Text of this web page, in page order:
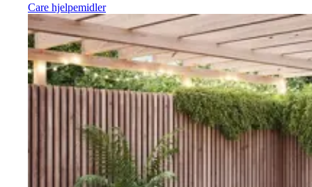
Care hjelpemidler